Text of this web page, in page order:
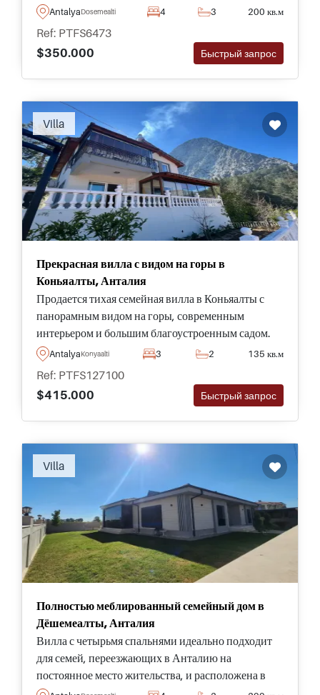
свежем воздухе, и находится всего в нескольких
магазинов.
AntalyaDosemealti 4 3 200 кв.м
Ref: PTFS6473
$350.000
Быстрый запрос
Villa
Прекрасная вилла с видом на горы в
Коньяалты, Анталия
Продается тихая семейная вилла в Коньяалты с
панорамным видом на горы, современным
интерьером и большим благоустроенным садом.
Расположена в непосредственной близости от
AntalyaKonyaalti 3 2 135 кв.м
Ref: PTFS127100
$415.000
Быстрый запрос
Villa
Полностью меблированный семейный дом в
Дёшемеалты, Анталия
Вилла с четырьмя спальнями идеально подходит
для семей, переезжающих в Анталию на
постоянное место жительства, и расположена в
жилом районе Дёшемеалты. Она имеет